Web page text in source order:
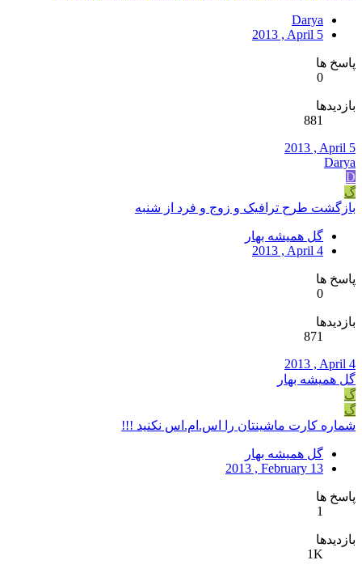
Darya
2013 , April 5
پاسخ ها
0
بازدیدها
881
2013 , April 5
Darya
D
گ
بازگشت طرح ترافیک و زوج و فرد از شنبه
گل همیشه بهار
2013 , April 4
پاسخ ها
0
بازدیدها
871
2013 , April 4
گل همیشه بهار
گ
گ
شماره کارت ماشینتان را اس.ام.اس نکنید !!!
گل همیشه بهار
2013 , February 13
پاسخ ها
1
بازدیدها
1K